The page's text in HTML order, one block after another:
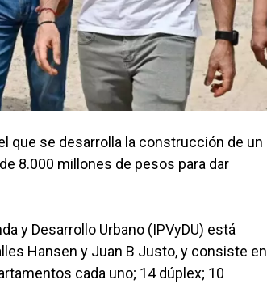
que se desarrolla la construcción de un
8.000 millones de pesos para dar
y Desarrollo Urbano (IPVyDU) está
Hansen y Juan B Justo, y consiste en
cada uno; 14 dúplex; 10